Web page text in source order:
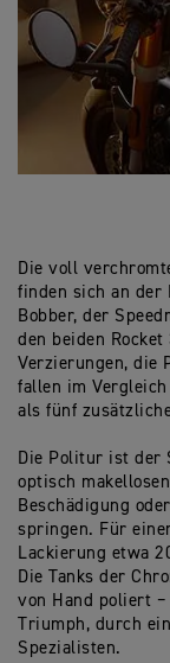
Die voll
finden sich an der
Bobber, der
den beiden
Verzierungen, die
fallen im
als fünf
Die Politur ist der
optisch
Beschädigung
springen. Für
Lackierung etwa
Die Tanks der
von Hand poliert
Triumph, durch
Spezialisten.